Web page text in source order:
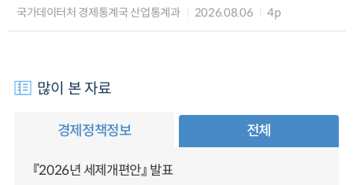
국가데이터처 경제통계국 산업통계과 2026.08.06 4p
많이 본 자료
경제정책정보 전체
『2026년 세제개편안』 발표